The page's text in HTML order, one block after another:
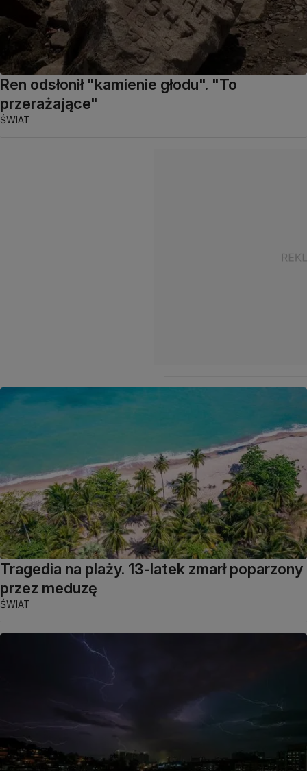
Ren odsłonił "kamienie głodu". "To
przerażające"
ŚWIAT
Tragedia na plaży. 13-latek zmarł poparzony
przez meduzę
ŚWIAT